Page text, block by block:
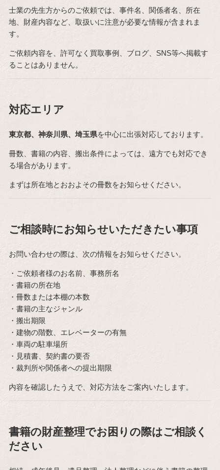
士業の先生方からのご依頼では、事件名、関係者名、所在
地、財産内容など、取扱いに注意が必要な情報が含まれま
す。
ご依頼内容を、許可なく買取事例、ブログ、SNS等へ掲載す
ることはありません。
対応エリア
東京都、神奈川県、埼玉県を中心に出張対応しております。
冊数、書籍の内容、搬出条件によっては、遠方でも対応でき
る場合があります。
まずは所在地とおおよその冊数をお知らせください。
ご相談時にお知らせいただきたい事項
お問い合わせの際は、次の情報をお知らせください。
・ご依頼者様のお名前、事務所名
・書籍の所在地
・冊数または本棚の本数
・書籍の主なジャンル
・搬出期限
・建物の階数、エレベーターの有無
・車両の駐車場所
・見積書、契約書の要否
・裁判所や関係者への提出期限
内容を確認したうえで、対応方法をご案内いたします。
書籍の財産整理でお困りの際はご相談く
ださい